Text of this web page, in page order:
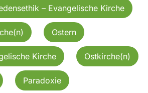
– Evangelische Kirche
Ostern
Kirche Ostkirche(n)
Paradoxie